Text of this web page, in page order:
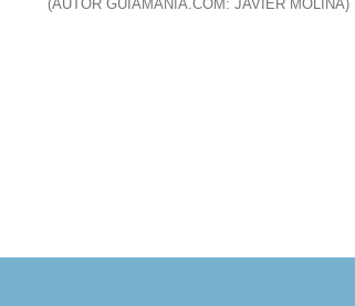
(AUTOR GUIAMANIA.COM: JAVIER MOLINA)